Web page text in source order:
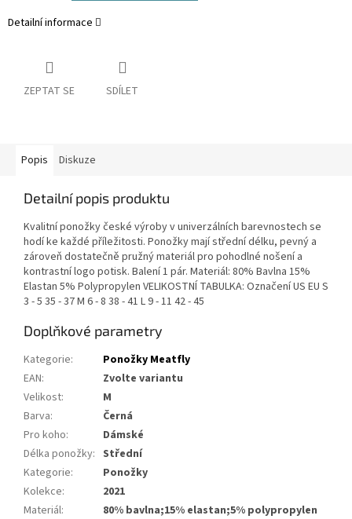
Detailní informace
ZEPTAT SE SDÍLET
Popis Diskuze
Detailní popis produktu
Kvalitní ponožky české výroby v univerzálních barevnostech se
hodí ke každé příležitosti. Ponožky mají střední délku, pevný a
zároveň dostatečně pružný materiál pro pohodlné nošení a
kontrastní logo potisk. Balení 1 pár. Materiál: 80% Bavlna 15%
Elastan 5% Polypropylen VELIKOSTNÍ TABULKA: Označení US EU S
3 - 5 35 - 37 M 6 - 8 38 - 41 L 9 - 11 42 - 45
Doplňkové parametry
Kategorie:
Ponožky Meatfly
EAN:
Zvolte variantu
Velikost:
M
Barva:
Černá
Pro koho:
Dámské
Délka ponožky: Střední
Kategorie:
Ponožky
Kolekce:
2021
Materiál:
80% bavlna;15% elastan;5% polypropylen